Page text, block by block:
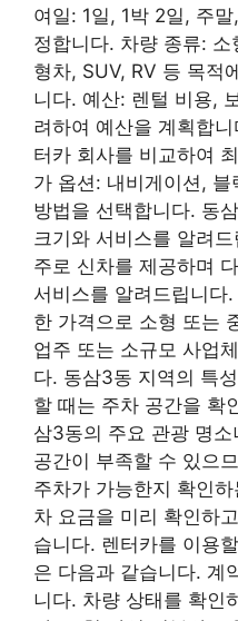
여일: 1일, 1박 2일, 주
정합니다. 차량 종류:
형차, SUV, RV 등 목적
니다. 예산: 렌털 비용,
려하여 예산을 계획합
터카 회사를 비교하여
가 옵션: 내비게이션,
방법을 선택합니다. 동
크기와 서비스를 알려
주로 신차를 제공하며
서비스를 알려드립니다
한 가격으로 소형 또는
업주 또는 소규모 사업
다. 동삼3동 지역의 특
할 때는 주차 공간을 확
삼3동의 주요 관광 명
공간이 부족할 수 있으
주차가 가능한지 확인
차 요금을 미리 확인하
습니다. 렌터카를 이용
은 다음과 같습니다. 계
니다. 차량 상태를 확인